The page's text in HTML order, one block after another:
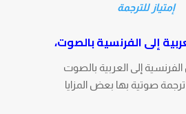
إمتياز للترجمة
إلى الفرنسية بالصوت،
إلى العربية بالصوت
صوتية بها بعض المزايا